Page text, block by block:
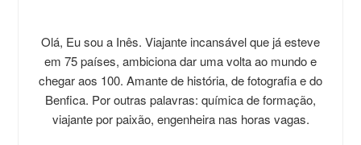
Olá, Eu sou a Inês. Viajante incansável que já esteve
em 75 países, ambiciona dar uma volta ao mundo e
chegar aos 100. Amante de história, de fotografia e do
Benfica. Por outras palavras: química de formação,
viajante por paixão, engenheira nas horas vagas.